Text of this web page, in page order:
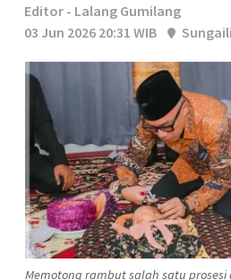
Editor - Lalang Gumilang
03 Jun 2026 20:31 WIB
Memotong rambut salah satu prosesi